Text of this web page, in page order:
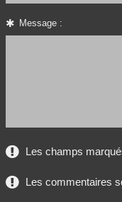
Message :
Les champs
Les commentaires